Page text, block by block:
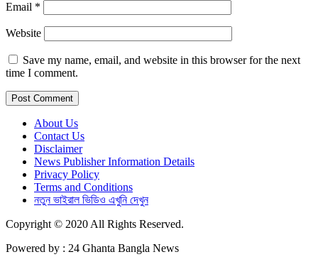
Email *
Website
Save my name, email, and website in this browser for the next
time I comment.
About Us
Contact Us
Disclaimer
News Publisher Information Details
Privacy Policy
Terms and Conditions
নতুন ভাইরাল ভিডিও এখুনি দেখুন
Copyright © 2020 All Rights Reserved.
Powered by : 24 Ghanta Bangla News